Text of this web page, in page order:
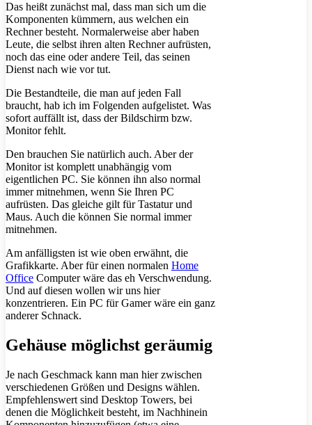
Das heißt zunächst mal, dass man sich um die
Komponenten kümmern, aus welchen ein
Rechner besteht. Normalerweise aber haben
Leute, die selbst ihren alten Rechner aufrüsten,
noch das eine oder andere Teil, das seinen
Dienst nach wie vor tut.
Die Bestandteile, die man auf jeden Fall
braucht, hab ich im Folgenden aufgelistet. Was
sofort auffällt ist, dass der Bildschirm bzw.
Monitor fehlt.
Den brauchen Sie natürlich auch. Aber der
Monitor ist komplett unabhängig vom
eigentlichen PC. Sie können ihn also normal
immer mitnehmen, wenn Sie Ihren PC
aufrüsten. Das gleiche gilt für Tastatur und
Maus. Auch die können Sie normal immer
mitnehmen.
Am anfälligsten ist wie oben erwähnt, die
Grafikkarte. Aber für einen normalen Home
Office Computer wäre das eh Verschwendung.
Und auf diesen wollen wir uns hier
konzentrieren. Ein PC für Gamer wäre ein ganz
anderer Schnack.
Gehäuse möglichst geräumig
Je nach Geschmack kann man hier zwischen
verschiedenen Größen und Designs wählen.
Empfehlenswert sind Desktop Towers, bei
denen die Möglichkeit besteht, im Nachhinein